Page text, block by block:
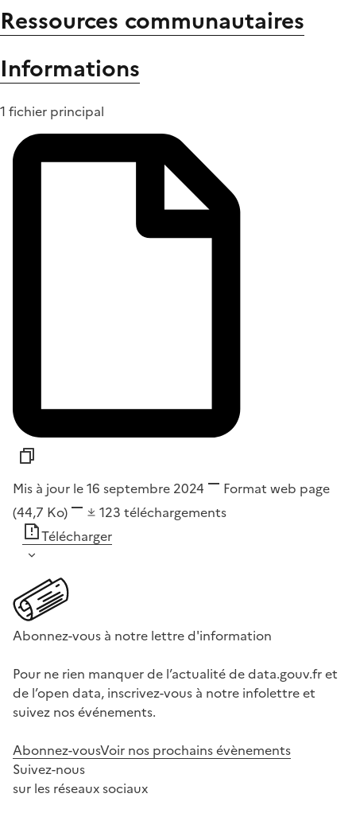
Ressources communautaires
Informations
1 fichier principal
Mis à jour le 16 septembre 2024 Format web page
(44,7 Ko)
123 téléchargements
Télécharger
Abonnez-vous à notre lettre d'information
Pour ne rien manquer de l’actualité de data.gouv.fr et
de l’open data, inscrivez-vous à notre infolettre et
suivez nos événements.
Abonnez-vousVoir nos prochains évènements
Suivez-nous
sur les réseaux sociaux